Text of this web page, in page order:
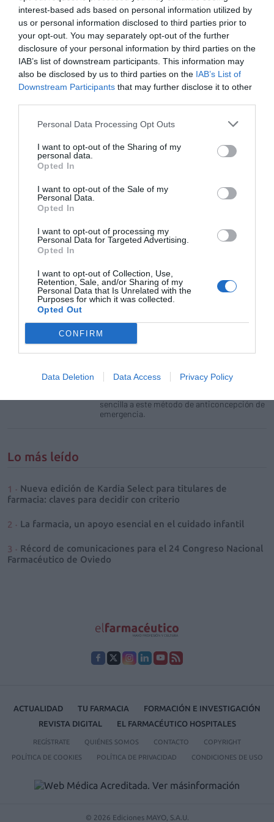
interest-based ads based on personal information utilized by
us or personal information disclosed to third parties prior to
your opt-out. You may separately opt-out of the further
disclosure of your personal information by third parties on the
IAB’s list of downstream participants. This information may
also be disclosed by us to third parties on the IAB’s List of
Downstream Participants that may further disclose it to other
Personal Data Processing Opt Outs
I want to opt-out of the Sharing of my
personal data.
Opted In
I want to opt-out of the Sale of my
Personal Data.
Opted In
I want to opt-out of processing my
Personal Data for Targeted Advertising.
Opted In
I want to opt-out of Collection, Use,
Retention, Sale, and/or Sharing of my
Personal Data that Is Unrelated with the
Purposes for which it was collected.
Opted Out
CONFIRM
Data Deletion Data Access Privacy Policy
va a ayudar a hacer un uso racional de los
medicamentos, va a aplicar un protocolo
realizando una serie de preguntas para
facilitar a la mujer la píldora más adecuada
según su caso para prevenir un embarazo no
planificado». La dispensación sin receta
responde al objetivo de mejorar la
accesibilidad a la anticoncepción de
urgencia y que las mujeres que la necesiten la
puedan tomar transcurrido el menor tiempo
requiere.
ellaOne llega a las farmacias sin
23/11/2015
médica. Supone un gran avance en la
anticoncepción de urgencia, ya que es capaz
o 2 días antes de que se vaya a producir la
ovulación.
ellaOne
Noticias y novedades
ulipristal sin necesidad de receta médica,
más de 120 millones de mujeres de la Unión
sencilla a este método de anticoncepción de
emergencia.
Lo más leído
Nueva edición de Kardia Select para titulares de
farmacia: claves para decidir con criterio
La farmacia, un apoyo esencial en el cuidado infantil
Récord de comunicaciones para el 24 Congreso Nacional
Farmacéutico de Oviedo
ACTUALIDAD TU FARMACIA
FORMACIÓN E INVESTIGACIÓN
REVISTA DIGITAL
EL FARMACÉUTICO HOSPITALES
REGÍSTRATE QUIÉNES SOMOS CONTACTO COPYRIGHT
POLÍTICA DE COOKIES POLÍTICA DE PRIVACIDAD CONDICIONES DE USO
© 2026 Ediciones MAYO, S.A.U.